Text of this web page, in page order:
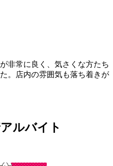
非常に良く、気さくな方たち
。店内の雰囲気も落ち着きが
ルバイト